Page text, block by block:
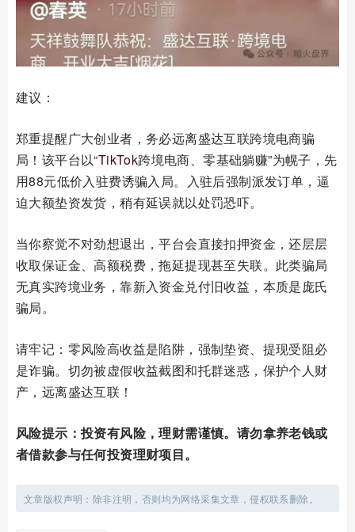
建议：
郑重提醒广大创业者，务必远离盛达互联跨境电商骗
局！该平台以“TikTok跨境电商、零基础躺赚”为幌子，先
用88元低价入驻费诱骗入局。入驻后强制派发订单，逼
迫大额垫资发货，稍有延误就以处罚恐吓。
当你察觉不对劲想退出，平台会直接扣押资金，还层层
收取保证金、高额税费，拖延提现甚至失联。此类骗局
无真实跨境业务，靠新入资金兑付旧收益，本质是庞氏
骗局。
请牢记：零风险高收益是陷阱，强制垫资、提现受阻必
是诈骗。切勿被虚假收益截图和托群迷惑，保护个人财
产，远离盛达互联！
风险提示：投资有风险，理财需谨慎。请勿拿养老钱或
者借款参与任何投资理财项目。
文章版权声明：除非注明，否则均为网络采集文章，侵权联系删除。